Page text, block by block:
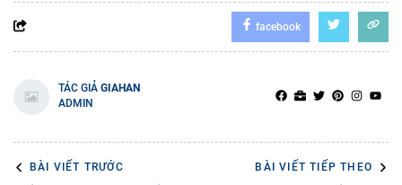
facebook
TÁC GIẢ GIAHAN
ADMIN
BÀI VIẾT TRƯỚC BÀI VIẾT TIẾP THEO